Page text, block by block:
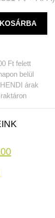
KOSÁRBA
Ft felett
belül
árak